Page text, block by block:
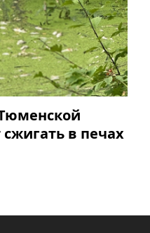
в печах